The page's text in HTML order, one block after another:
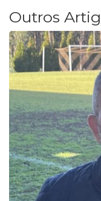
Outros